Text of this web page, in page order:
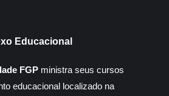
Educacional
FGP ministra seus cursos
educacional localizado na